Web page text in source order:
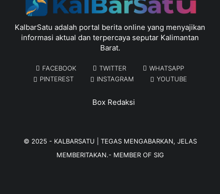
KalbarSatu adalah portal berita online yang menyajikan
informasi aktual dan terpercaya seputar Kalimantan
Barat.
FACEBOOK TWITTER
WHATSAPP
PINTEREST
INSTAGRAM YOUTUBE
Box Redaksi
© 2025 - KALBARSATU | TEGAS MENGABARKAN, JELAS
MEMBERITAKAN.- MEMBER OF SIG